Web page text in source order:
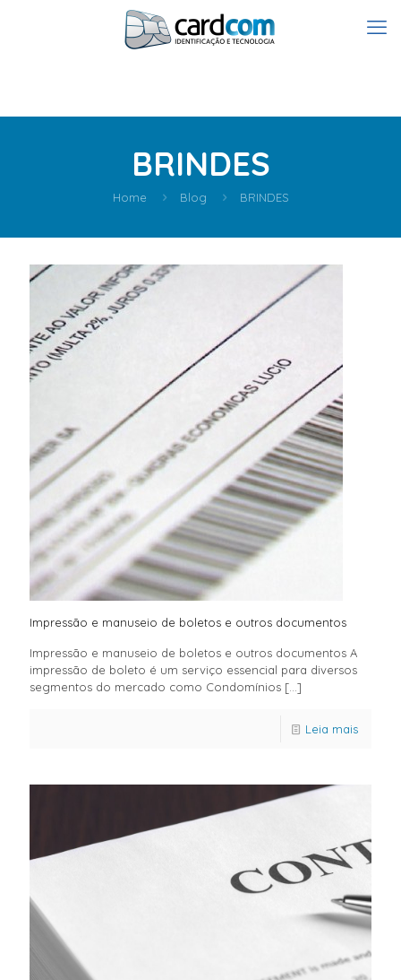
BRINDES
Home Blog BRINDES
Impressão e manuseio de boletos e outros documentos
Impressão e manuseio de boletos e outros documentos A
impressão de boleto é um serviço essencial para diversos
segmentos do mercado como Condomínios […]
Leia mais